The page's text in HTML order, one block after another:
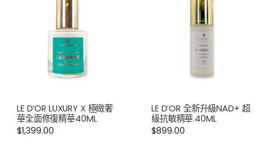
LE D’OR LUXURY X 極緻奢
華全面修復精華40ML
$1,399.00
LE D’OR 全新升級NAD+ 超
級抗敏精華.40ML
$899.00